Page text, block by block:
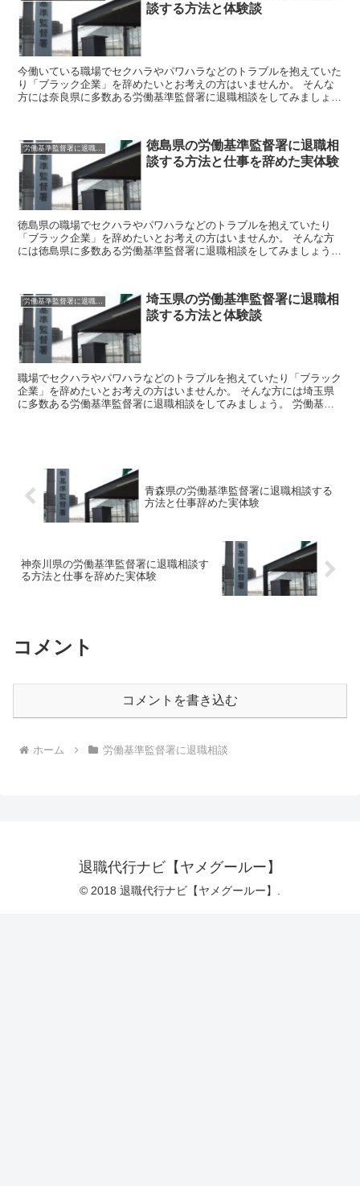
談する方法と体験談
今働いている職場でセクハラやパワハラなどのトラブルを抱えていた
り「ブラック企業」を辞めたいとお考えの方はいませんか。 そんな
方には奈良県に多数ある労働基準監督署に退職相談をしてみましょ
労働基準監督署に退職相談
徳島県の労働基準監督署に退職相
談する方法と仕事を辞めた実体験
徳島県の職場でセクハラやパワハラなどのトラブルを抱えていたり
「ブラック企業」を辞めたいとお考えの方はいませんか。 そんな方
には徳島県に多数ある労働基準監督署に退職相談をしてみましょう。
労働基準監督署に退職相談
埼玉県の労働基準監督署に退職相
談する方法と体験談
職場でセクハラやパワハラなどのトラブルを抱えていたり「ブラック
企業」を辞めたいとお考えの方はいませんか。 そんな方には埼玉県
に多数ある労働基準監督署に退職相談をしてみましょう。 労働基準
青森県の労働基準監督署に退職相談する
方法と仕事辞めた実体験
神奈川県の労働基準監督署に退職相談す
る方法と仕事を辞めた実体験
コメント
コメントを書き込む
ホーム 労働基準監督署に退職相談
退職代行ナビ【ヤメグールー】
© 2018 退職代行ナビ【ヤメグールー】.